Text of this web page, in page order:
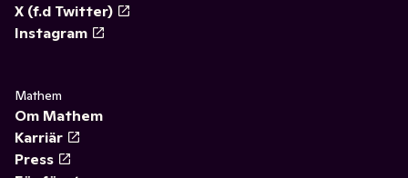
X (f.d Twitter)
Instagram
Mathem
Om Mathem
Karriär
Press